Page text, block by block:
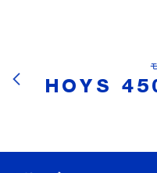
HOYS